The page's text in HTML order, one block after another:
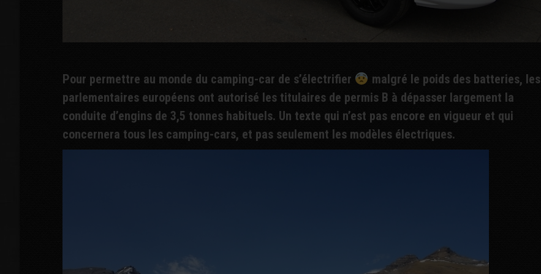
Pour permettre au monde du camping-car de s’électrifier
malgré le poids des batteries, les
parlementaires européens ont autorisé les titulaires de permis B à dépasser largement la
conduite d’engins de 3,5 tonnes habituels. Un texte qui n’est pas encore en vigueur et qui
concernera tous les camping-cars, et pas seulement les modèles électriques.